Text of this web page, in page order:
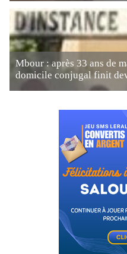
Mbour : après 33 ans de
domicile conjugal finit